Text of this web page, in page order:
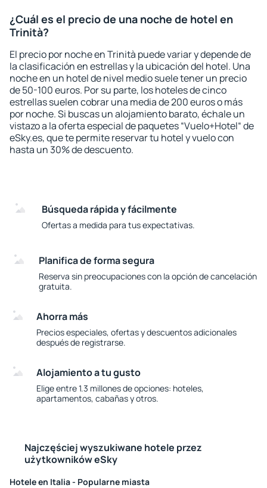
¿Cuál es el precio de una noche de hotel en
Trinità?
El precio por noche en Trinità puede variar y depende de
la clasificación en estrellas y la ubicación del hotel. Una
noche en un hotel de nivel medio suele tener un precio
de 50-100 euros. Por su parte, los hoteles de cinco
estrellas suelen cobrar una media de 200 euros o más
por noche. Si buscas un alojamiento barato, échale un
vistazo a la oferta especial de paquetes “Vuelo+Hotel“ de
eSky.es, que te permite reservar tu hotel y vuelo con
hasta un 30% de descuento.
Búsqueda rápida y fácilmente
Ofertas a medida para tus expectativas.
Planifica de forma segura
Reserva sin preocupaciones con la opción de cancelación
gratuita.
Ahorra más
Precios especiales, ofertas y descuentos adicionales
después de registrarse.
Alojamiento a tu gusto
Elige entre 1.3 millones de opciones: hoteles,
apartamentos, cabañas y otros.
Najczęściej wyszukiwane hotele przez
użytkowników eSky
Hotele en Italia - Popularne miasta